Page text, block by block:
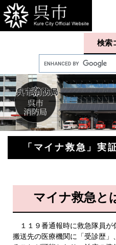
ー
ジ
の
ニ
ュ
ー
て
本
文
へ
検索
呉市消防局
「マイナ救急」実
マイナ救急と
１１９番通報時に救急隊員が
搬送先の医療機関に「受診歴」